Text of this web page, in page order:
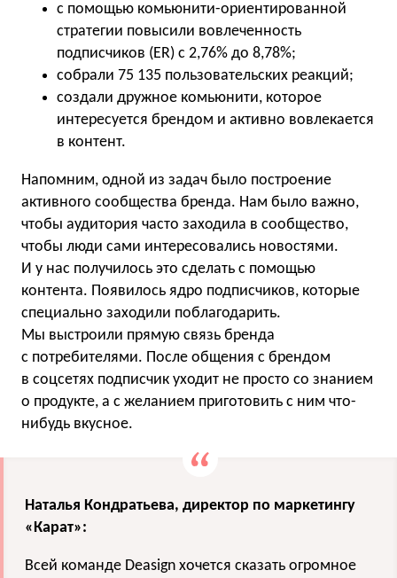
с помощью комьюнити-ориентированной
стратегии повысили вовлеченность
подписчиков (ER) с 2,76% до 8,78%;
собрали 75 135 пользовательских реакций;
создали дружное комьюнити, которое
интересуется брендом и активно вовлекается
в контент.
Напомним, одной из задач было построение
активного сообщества бренда. Нам было важно,
чтобы аудитория часто заходила в сообщество,
чтобы люди сами интересовались новостями.
И у нас получилось это сделать с помощью
контента. Появилось ядро подписчиков, которые
специально заходили поблагодарить.
Мы выстроили прямую связь бренда
с потребителями. После общения с брендом
в соцсетях подписчик уходит не просто со знанием
о продукте, а с желанием приготовить с ним что-
нибудь вкусное.
Наталья Кондратьева, директор по маркетингу
«Карат»:
Всей команде Deasign хочется сказать огромное